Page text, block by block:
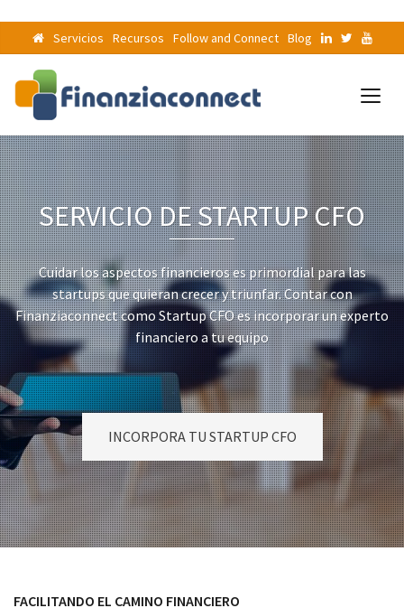
Servicios Recursos Follow and Connect Blog
SERVICIO DE STARTUP CFO
Cuidar los aspectos financieros es primordial para las
startups que quieran crecer y triunfar. Contar con
Finanziaconnect como Startup CFO es incorporar un experto
financiero a tu equipo
INCORPORA TU STARTUP CFO
FACILITANDO EL CAMINO FINANCIERO